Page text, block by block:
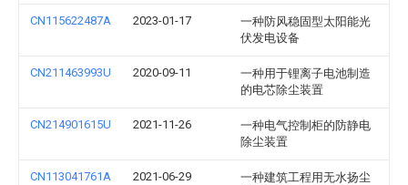
CN115622487A 2023-01-17
一种防风稳固型太阳能光
伏发电设备
CN211463993U 2020-09-11
一种用于锂离子电池制造
的电芯除尘装置
CN214901615U 2021-11-26
一种电气控制柜的防静电
除尘装置
CN113041761A 2021-06-29
一种建筑工程用无水扬尘